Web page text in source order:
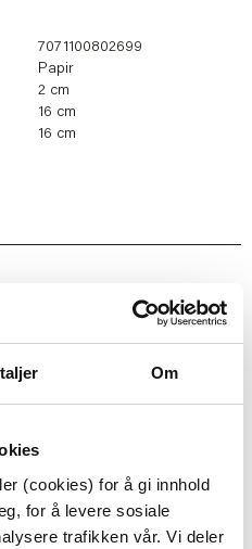
Om
(cookies) for å gi innhold
for å levere sosiale
trafikken vår. Vi deler
7071100802699
Papir
2 cm
16 cm
16 cm
SERVIETT PETALS BLÅ